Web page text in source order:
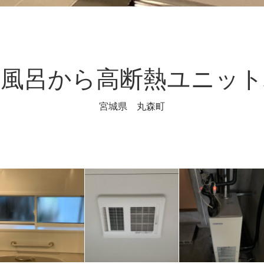
呂から高断熱ユニッ
宮城県 丸森町